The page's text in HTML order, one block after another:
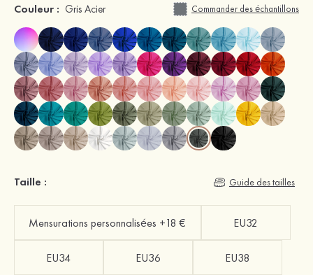
Couleur : Gris Acier Commander des échantillons
Taille : Guide des tailles
Mensurations personnalisées +18 € EU32
EU34 EU36 EU38